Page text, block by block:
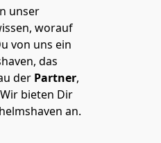
unser
worauf
von uns ein
das
der Partner,
bieten Dir
an.